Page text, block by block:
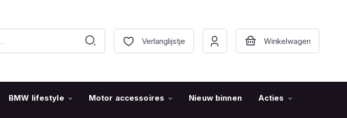
Verlanglijstje
BMW lifestyle Motor accessoires Nieuw binnen Acties